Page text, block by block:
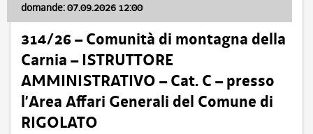
domande: 07.09.2026 12:00
314/26 – Comunità di montagna della
Carnia – ISTRUTTORE
AMMINISTRATIVO – Cat. C – presso
l’Area Affari Generali del Comune di
RIGOLATO